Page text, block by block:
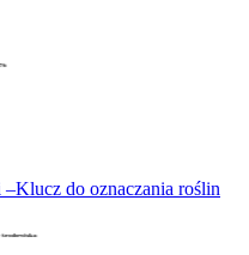
do oznaczania roślin